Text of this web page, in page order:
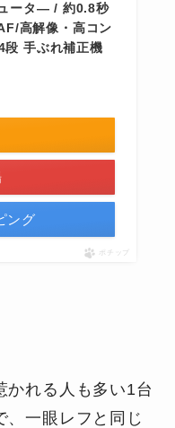
ータ― / 約0.8秒
高解像・高コン
段 手ぶれ補正機
ング
ポチップ
かれる人も多い1台
、一眼レフと同じ